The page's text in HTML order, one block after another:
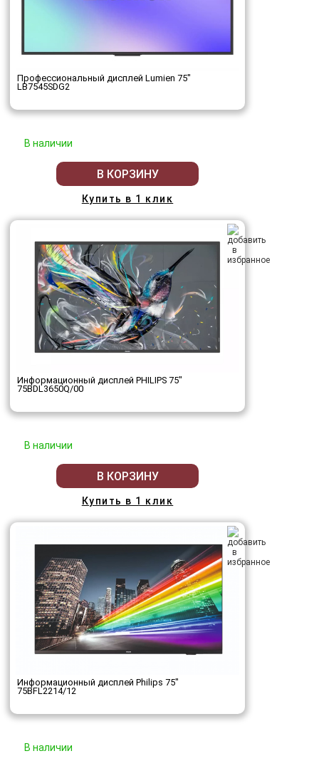
Профессиональный дисплей Lumien 75"
LB7545SDG2
В наличии
В КОРЗИНУ
Купить в 1 клик
Информационный дисплей PHILIPS 75"
75BDL3650Q/00
В наличии
В КОРЗИНУ
Купить в 1 клик
Информационный дисплей Philips 75"
75BFL2214/12
В наличии